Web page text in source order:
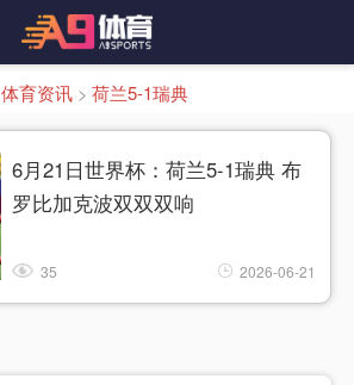
体育资讯 > 荷兰5-1瑞典
6月21日世界杯：荷兰5-1瑞典 布
罗比加克波双双双响
35 2026-06-21